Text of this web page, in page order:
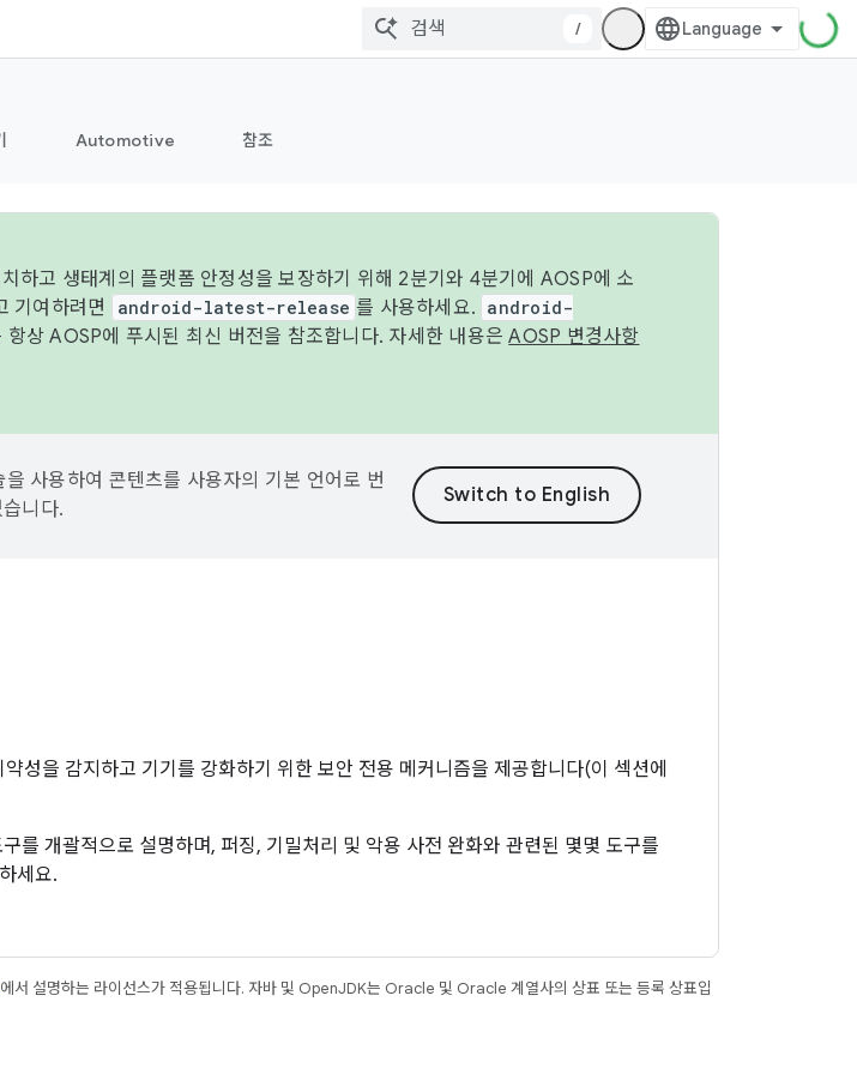
/
Automotive 참조
하고 생태계의 플랫폼 안정성을 보장하기 위해 2분기와 4분기에 AOSP에 소
기여하려면
android-latest-release 를 사용하세요. android-
항상 AOSP에 푸시된 최신 버전을 참조합니다. 자세한 내용은AOSP 변경사항
사용하여 콘텐츠를 사용자의 기본 언어로 번
니다.
성을 감지하고 기기를 강화하기 위한 보안 전용 메커니즘을 제공합니다(이 섹션에
를 개괄적으로 설명하며, 퍼징, 기밀처리 및 악용 사전 완화와 관련된 몇몇 도구를
세요.
에서 설명하는 라이선스가 적용됩니다. 자바 및 OpenJDK는 Oracle 및 Oracle 계열사의 상표 또는 등록 상표입